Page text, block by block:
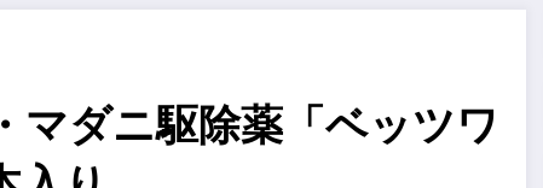
マダニ駆除薬「ベッツワ